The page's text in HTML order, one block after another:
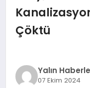
EKONOMİ
YAŞAM
TEKNOLOJİ
Çöktü
Yalın
07 Ekim 2024